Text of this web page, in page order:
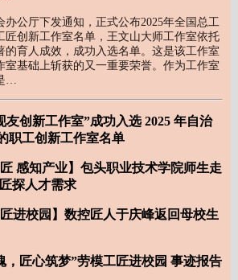
办公厅下发通知，正式公布2025年全国总工
匠创新工作室名单，王文山大师工作室依托
的育人成效，成功入选名单。这是该工作室
室基础上斩获的又一重要荣誉。作为工作室
…
创新工作室”成功入选 2025 年自治
职工创新工作室名单
感知产业】包头职业技术学院师生走
探人才需求
进校园】数控匠人于庆峰返回母校生
匠心筑梦”劳模工匠进校园 事迹报告